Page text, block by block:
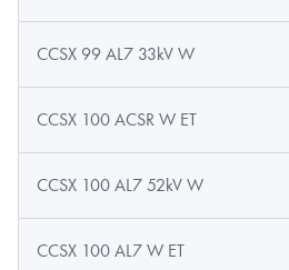
CCSX 99 AL7 33kV W
CCSX 100 ACSR W ET
CCSX 100 AL7 52kV W
CCSX 100 AL7 W ET